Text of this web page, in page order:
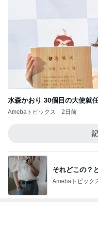
水森かおり 30個目の大使就
Amebaトピックス 2日前
それどこの？
Amebaトピック